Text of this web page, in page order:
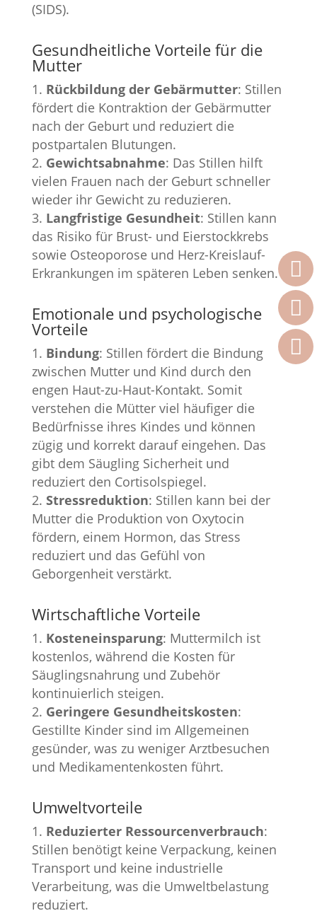
(SIDS).
Gesundheitliche Vorteile für die
Mutter
Rückbildung der Gebärmutter: Stillen
fördert die Kontraktion der Gebärmutter
nach der Geburt und reduziert die
postpartalen Blutungen.
Gewichtsabnahme: Das Stillen hilft
vielen Frauen nach der Geburt schneller
wieder ihr Gewicht zu reduzieren.
Langfristige Gesundheit: Stillen kann
das Risiko für Brust- und Eierstockkrebs
sowie Osteoporose und Herz-Kreislauf-
Erkrankungen im späteren Leben senken.
Emotionale und psychologische
Vorteile
Bindung: Stillen fördert die Bindung
zwischen Mutter und Kind durch den
engen Haut-zu-Haut-Kontakt. Somit
verstehen die Mütter viel häufiger die
Bedürfnisse ihres Kindes und können
zügig und korrekt darauf eingehen. Das
gibt dem Säugling Sicherheit und
reduziert den Cortisolspiegel.
Stressreduktion: Stillen kann bei der
Mutter die Produktion von Oxytocin
fördern, einem Hormon, das Stress
reduziert und das Gefühl von
Geborgenheit verstärkt.
Wirtschaftliche Vorteile
Kosteneinsparung: Muttermilch ist
kostenlos, während die Kosten für
Säuglingsnahrung und Zubehör
kontinuierlich steigen.
Geringere Gesundheitskosten:
Gestillte Kinder sind im Allgemeinen
gesünder, was zu weniger Arztbesuchen
und Medikamentenkosten führt.
Umweltvorteile
Reduzierter Ressourcenverbrauch:
Stillen benötigt keine Verpackung, keinen
Transport und keine industrielle
Verarbeitung, was die Umweltbelastung
reduziert.